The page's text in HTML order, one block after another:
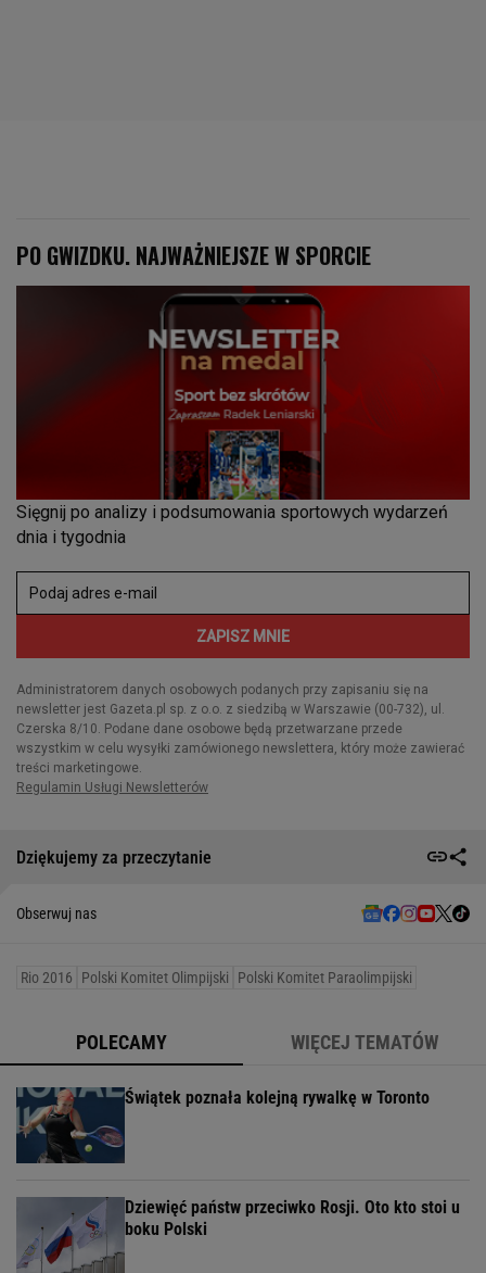
Dziękujemy za przeczytanie
Obserwuj nas
Rio 2016 Polski Komitet Olimpijski Polski Komitet Paraolimpijski
POLECAMY WIĘCEJ TEMATÓW
Świątek poznała kolejną rywalkę w Toronto
Dziewięć państw przeciwko Rosji. Oto kto stoi u
boku Polski